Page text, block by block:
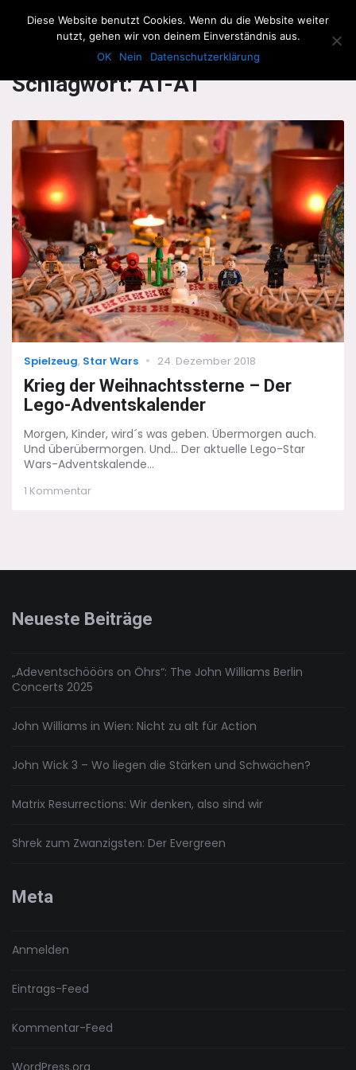
The Howling Men
Schlagwort:AT-AT
Categories
Spielzeug, Star Wars
Posted
24. Dezember 2018
Krieg der Weihnachtssterne – Der
Lego-Adventskalender
Morgen, Kinder, wird´s was geben. Übermorgen auch.
Und überübermorgen. Und... Der aktuelle Lego-Star
Wars-Adventskalende...
1 Kommentarzu
Neueste Beiträge
„Adeventschööörs on Öhrs“: The John Williams Berlin
Concerts 2025
John Williams in Wien: Nicht zu alt für Action
John Wick 3 – Wo liegen die Stärken und Schwächen?
Matrix Resurrections: Wir denken, also sind wir
Shrek zum Zwanzigsten: Der Evergreen
Meta
Anmelden
Eintrags-Feed
Kommentar-Feed
WordPress.org
Diese Website benutzt Cookies. Wenn du die Website weiter
nutzt, gehen wir von deinem Einverständnis aus.
OK
Nein Datenschutzerklärung